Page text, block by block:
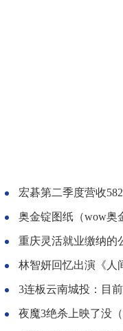
宏碁第二季度营收
奥金锭图纸（wow奥
重庆灵活就业缴纳的
林智妍回忆出演《人
3连板云南城投：目前生产经营正
夜魔3绝杀上映了没（